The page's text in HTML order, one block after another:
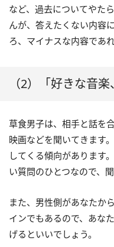
など、過去についてやた
んが、答えたくない内容
ろ、マイナスな内容であ
（2）「好きな音楽
草食男子は、相手と話を
映画などを聞いてきます
してくる傾向があります
い質問のひとつなので、
また、男性側があなたか
インでもあるので、あな
げるといいでしょう。